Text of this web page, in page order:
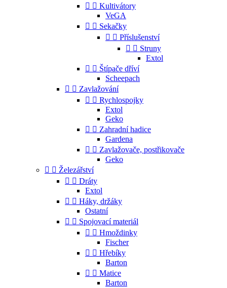
  Kultivátory
VeGA
  Sekačky
  Příslušenství
  Struny
Extol
  Štípače dříví
Scheepach
  Zavlažování
  Rychlospojky
Extol
Geko
  Zahradní hadice
Gardena
  Zavlažovače, postřikovače
Geko
  Železářství
  Dráty
Extol
  Háky, držáky
Ostatní
  Spojovací materiál
  Hmoždinky
Fischer
  Hřebíky
Barton
  Matice
Barton